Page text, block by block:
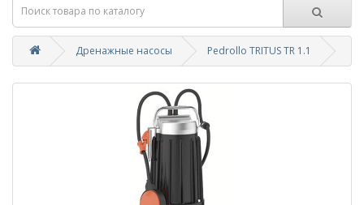
Дренажные насосы Pedrollo TRITUS TR 1.1